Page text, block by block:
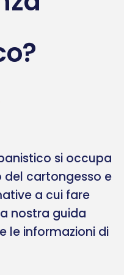
si occupa
cartongesso e
a cui fare
nostra guida
le informazioni di